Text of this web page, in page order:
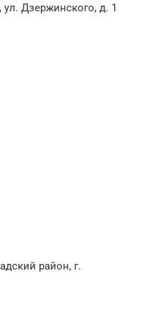
Дзержинского, д. 1
район, г.